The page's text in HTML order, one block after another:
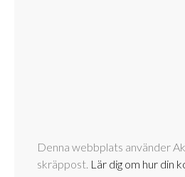
Denna webbplats använder
skräppost. Lär dig om hur din